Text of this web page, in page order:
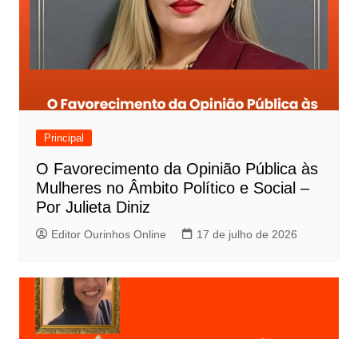
Principal
O Favorecimento da Opinião Pública às
Mulheres no Âmbito Político e Social –
Por Julieta Diniz
Editor Ourinhos Online 17 de julho de 2026